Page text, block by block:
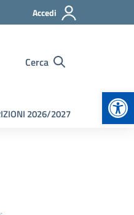
Accedi
Cerca
2026/2027